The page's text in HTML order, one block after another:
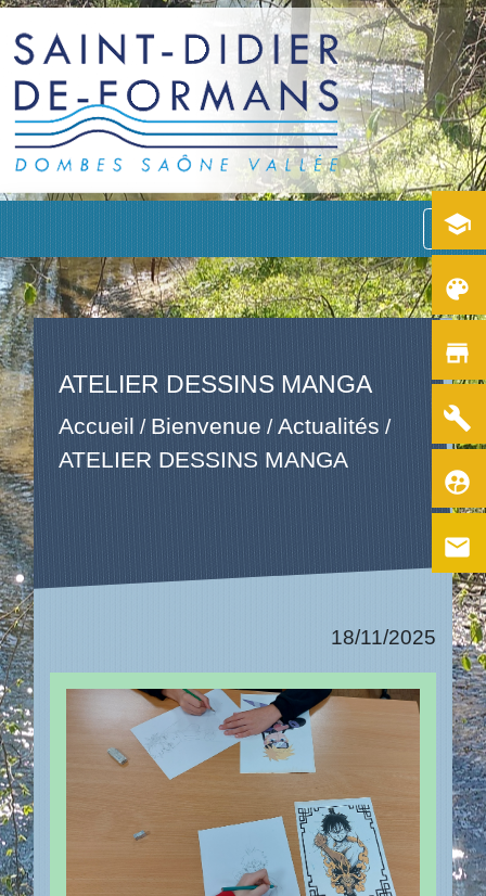
menu
ATELIER DESSINS MANGA
Accueil /Bienvenue /Actualités /
ATELIER DESSINS MANGA
18/11/2025
school
color_lens
store
build
supervised_user_circle
email